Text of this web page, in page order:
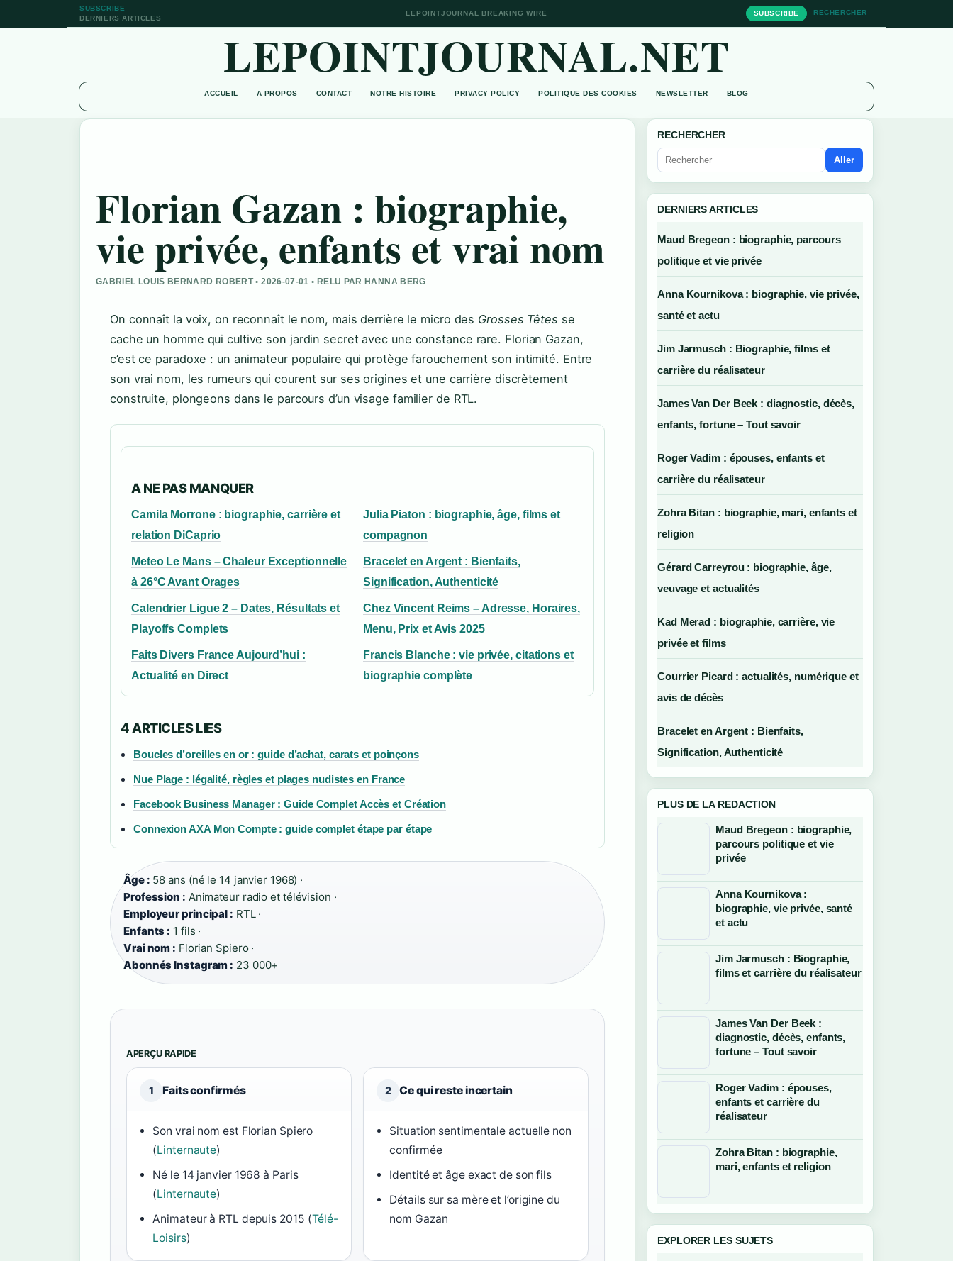
SUBSCRIBE
DERNIERS ARTICLES
LEPOINTJOURNAL BREAKING WIRE SUBSCRIBE RECHERCHER
LEPOINTJOURNAL.NET
ACCUEIL A PROPOS CONTACT NOTRE HISTOIRE PRIVACY POLICY POLITIQUE DES COOKIES NEWSLETTER BLOG
Florian Gazan : biographie,
vie privée, enfants et vrai nom
GABRIEL LOUIS BERNARD ROBERT • 2026-07-01 • RELU PAR HANNA BERG
On connaît la voix, on reconnaît le nom, mais derrière le micro des Grosses Têtes se
cache un homme qui cultive son jardin secret avec une constance rare. Florian Gazan,
c’est ce paradoxe : un animateur populaire qui protège farouchement son intimité. Entre
son vrai nom, les rumeurs qui courent sur ses origines et une carrière discrètement
construite, plongeons dans le parcours d’un visage familier de RTL.
A NE PAS MANQUER
Camila Morrone : biographie, carrière et
relation DiCaprio
Julia Piaton : biographie, âge, films et
compagnon
Meteo Le Mans – Chaleur Exceptionnelle
à 26°C Avant Orages
Bracelet en Argent : Bienfaits,
Signification, Authenticité
Calendrier Ligue 2 – Dates, Résultats et
Playoffs Complets
Chez Vincent Reims – Adresse, Horaires,
Menu, Prix et Avis 2025
Faits Divers France Aujourd’hui :
Actualité en Direct
Francis Blanche : vie privée, citations et
biographie complète
4 ARTICLES LIES
Boucles d’oreilles en or : guide d’achat, carats et poinçons
Nue Plage : légalité, règles et plages nudistes en France
Facebook Business Manager : Guide Complet Accès et Création
Connexion AXA Mon Compte : guide complet étape par étape
Âge : 58 ans (né le 14 janvier 1968) ·
Profession : Animateur radio et télévision ·
Employeur principal : RTL ·
Enfants : 1 fils ·
Vrai nom : Florian Spiero ·
Abonnés Instagram : 23 000+
APERÇU RAPIDE
1 Faits confirmés
Son vrai nom est Florian Spiero
(Linternaute)
Né le 14 janvier 1968 à Paris
(Linternaute)
Animateur à RTL depuis 2015 (Télé-
Loisirs)
2 Ce qui reste incertain
Situation sentimentale actuelle non
confirmée
Identité et âge exact de son fils
Détails sur sa mère et l’origine du
nom Gazan
RECHERCHER
Aller
DERNIERS ARTICLES
Maud Bregeon : biographie, parcours
politique et vie privée
Anna Kournikova : biographie, vie privée,
santé et actu
Jim Jarmusch : Biographie, films et
carrière du réalisateur
James Van Der Beek : diagnostic, décès,
enfants, fortune – Tout savoir
Roger Vadim : épouses, enfants et
carrière du réalisateur
Zohra Bitan : biographie, mari, enfants et
religion
Gérard Carreyrou : biographie, âge,
veuvage et actualités
Kad Merad : biographie, carrière, vie
privée et films
Courrier Picard : actualités, numérique et
avis de décès
Bracelet en Argent : Bienfaits,
Signification, Authenticité
PLUS DE LA REDACTION
Maud Bregeon : biographie,
parcours politique et vie
privée
Anna Kournikova :
biographie, vie privée, santé
et actu
Jim Jarmusch : Biographie,
films et carrière du réalisateur
James Van Der Beek :
diagnostic, décès, enfants,
fortune – Tout savoir
Roger Vadim : épouses,
enfants et carrière du
réalisateur
Zohra Bitan : biographie,
mari, enfants et religion
EXPLORER LES SUJETS